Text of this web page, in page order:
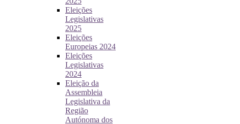
Eleições
Legislativas
2025
Eleições
Europeias 2024
Eleições
Legislativas
2024
Eleição da
Assembleia
Legislativa da
Região
Autónoma dos